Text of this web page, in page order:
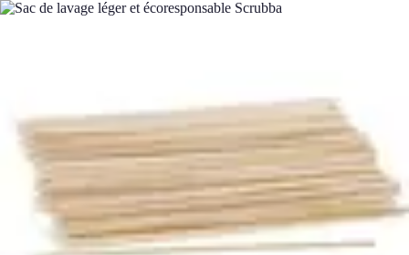
Globe Explore